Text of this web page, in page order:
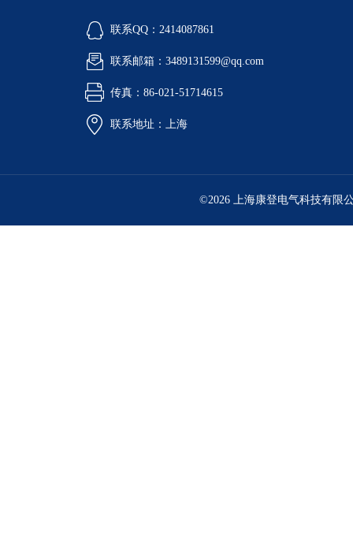
联系QQ：2414087861
联系邮箱：3489131599@qq.com
传真：86-021-51714615
联系地址：上海
©2026 上海康登电气科技有限